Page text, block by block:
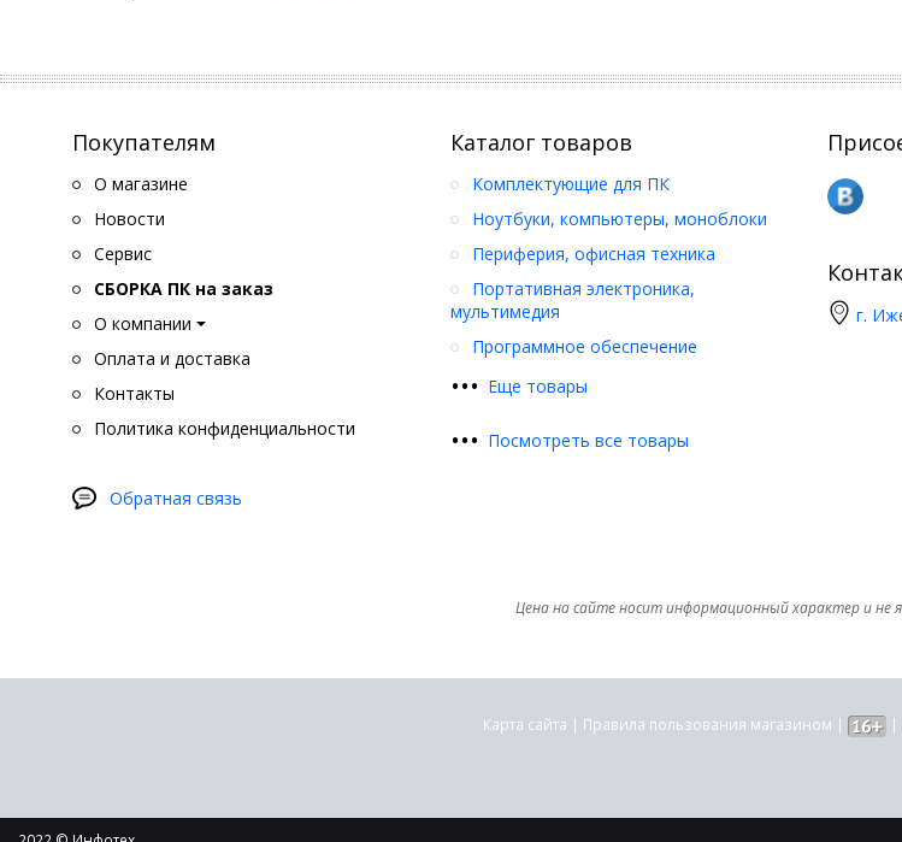
Покупателям
О магазине
Новости
Сервис
СБОРКА ПК на заказ
О компании
Оплата и доставка
Контакты
Политика конфиденциальности
Обратная связь
Каталог товаров
••• Еще товары
Комплектующие для ПК
Ноутбуки, компьютеры, моноблоки
Периферия, офисная техника
Портативная электроника,
мультимедия
Программное обеспечение
••• Посмотреть все товары
г.
Цена на сайте носит информационный характер и не
Карта сайта | Правила пользования магазином | |